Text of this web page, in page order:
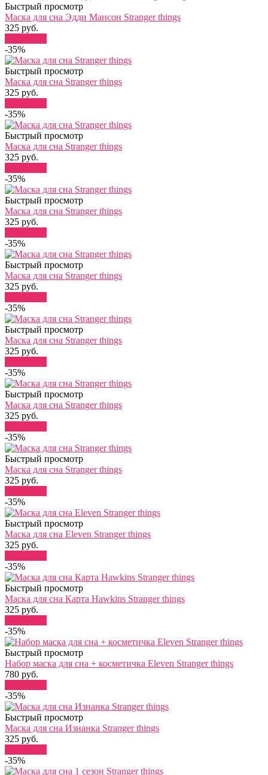
Быстрый просмотр
Маска для сна Эдди Мансон Stranger things
325 руб.
-35%
Быстрый просмотр
Маска для сна Stranger things
325 руб.
-35%
Быстрый просмотр
Маска для сна Stranger things
325 руб.
-35%
Быстрый просмотр
Маска для сна Stranger things
325 руб.
-35%
Быстрый просмотр
Маска для сна Stranger things
325 руб.
-35%
Быстрый просмотр
Маска для сна Stranger things
325 руб.
-35%
Быстрый просмотр
Маска для сна Stranger things
325 руб.
-35%
Быстрый просмотр
Маска для сна Stranger things
325 руб.
-35%
Быстрый просмотр
Маска для сна Eleven Stranger things
325 руб.
-35%
Быстрый просмотр
Маска для сна Карта Hawkins Stranger things
325 руб.
-35%
Быстрый просмотр
Набор маска для сна + косметичка Eleven Stranger things
780 руб.
-35%
Быстрый просмотр
Маска для сна Изнанка Stranger things
325 руб.
-35%